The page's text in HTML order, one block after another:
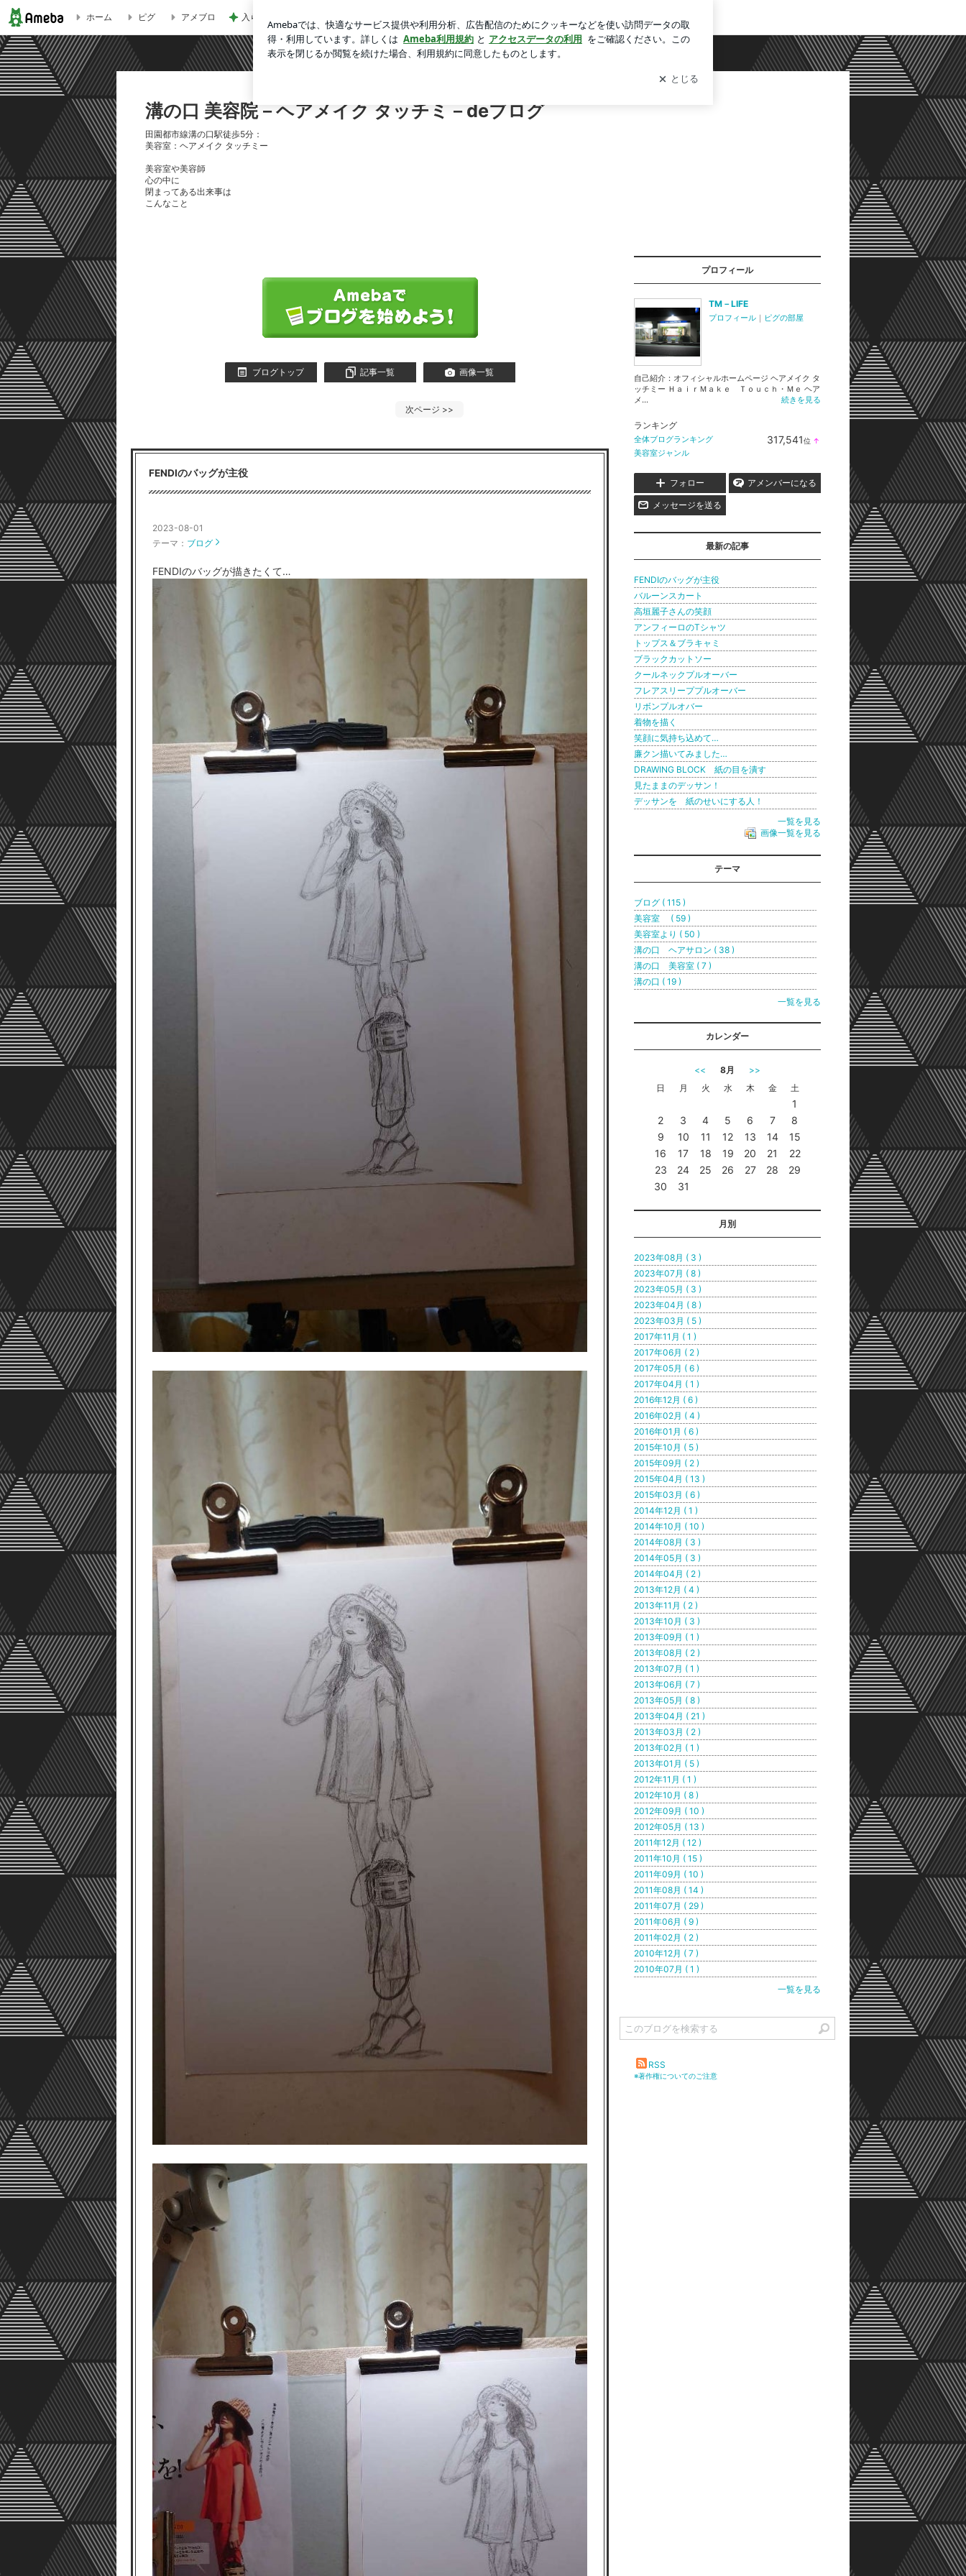
溝の口 美容院－ヘアメイク タッチミ－deブログ
ホーム ピグ アメブロ 入らざるを得なかった店の店構え ログイン
溝の口 美容院－ヘアメイク タッチミ－deブログ
田園都市線溝の口駅徒歩5分：
美容室：ヘアメイク タッチミー
美容室や美容師
心の中に
閉まってある出来事は
こんなこと
ブログトップ 記事一覧 画像一覧
次ページ >>
FENDIのバッグが主役
2023-08-01
テーマ： ブログ
FENDIのバッグが描きたくて…
プロフィール
TM－LIFE
プロフィール ｜ ピグの部屋
自己紹介：オフィシャルホームページ ヘアメイク タ
ッチミー ＨａｉｒＭａｋｅ Ｔｏｕｃｈ・Ｍｅ ヘア
メ...
続きを見る
ランキング
全体ブログランキング 317,541位 ↑
美容室ジャンル
フォロー アメンバーになる
メッセージを送る
最新の記事
FENDIのバッグが主役
バルーンスカート
高垣麗子さんの笑顔
アンフィーロのTシャツ
トップス＆ブラキャミ
ブラックカットソー
クールネックプルオーバー
フレアスリーププルオーバー
リボンプルオバー
着物を描く
笑顔に気持ち込めて…
廉クン描いてみました…
DRAWING BLOCK 紙の目を潰す
見たままのデッサン！
デッサンを 紙のせいにする人！
一覧を見る
画像一覧を見る
テーマ
ブログ ( 115 )
美容室 ( 59 )
美容室より ( 50 )
溝の口 ヘアサロン ( 38 )
溝の口 美容室 ( 7 )
溝の口 ( 19 )
一覧を見る
カレンダー
<< 8月
>>
日
月 火 水 木 金 土
1
2
3 4 5 6 7
8
9
10 11 12 13 14
15
16
17 18 19 20 21
22
23
24 25 26 27 28
29
30
31
月別
2023年08月 ( 3 )
2023年07月 ( 8 )
2023年05月 ( 3 )
2023年04月 ( 8 )
2023年03月 ( 5 )
2017年11月 ( 1 )
2017年06月 ( 2 )
2017年05月 ( 6 )
2017年04月 ( 1 )
2016年12月 ( 6 )
2016年02月 ( 4 )
2016年01月 ( 6 )
2015年10月 ( 5 )
2015年09月 ( 2 )
2015年04月 ( 13 )
2015年03月 ( 6 )
2014年12月 ( 1 )
2014年10月 ( 10 )
2014年08月 ( 3 )
2014年05月 ( 3 )
2014年04月 ( 2 )
2013年12月 ( 4 )
2013年11月 ( 2 )
2013年10月 ( 3 )
2013年09月 ( 1 )
2013年08月 ( 2 )
2013年07月 ( 1 )
2013年06月 ( 7 )
2013年05月 ( 8 )
2013年04月 ( 21 )
2013年03月 ( 2 )
2013年02月 ( 1 )
2013年01月 ( 5 )
2012年11月 ( 1 )
2012年10月 ( 8 )
2012年09月 ( 10 )
2012年05月 ( 13 )
2011年12月 ( 12 )
2011年10月 ( 15 )
2011年09月 ( 10 )
2011年08月 ( 14 )
2011年07月 ( 29 )
2011年06月 ( 9 )
2011年02月 ( 2 )
2010年12月 ( 7 )
2010年07月 ( 1 )
一覧を見る
RSS
※著作権についてのご注意